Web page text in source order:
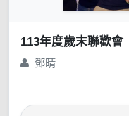
113年度歲末聯歡會
鄧晴